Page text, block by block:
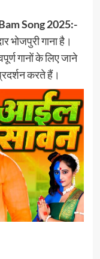
Song 2025:-
भोजपुरी गाना है।
गानों के लिए जाने
करते हैं।